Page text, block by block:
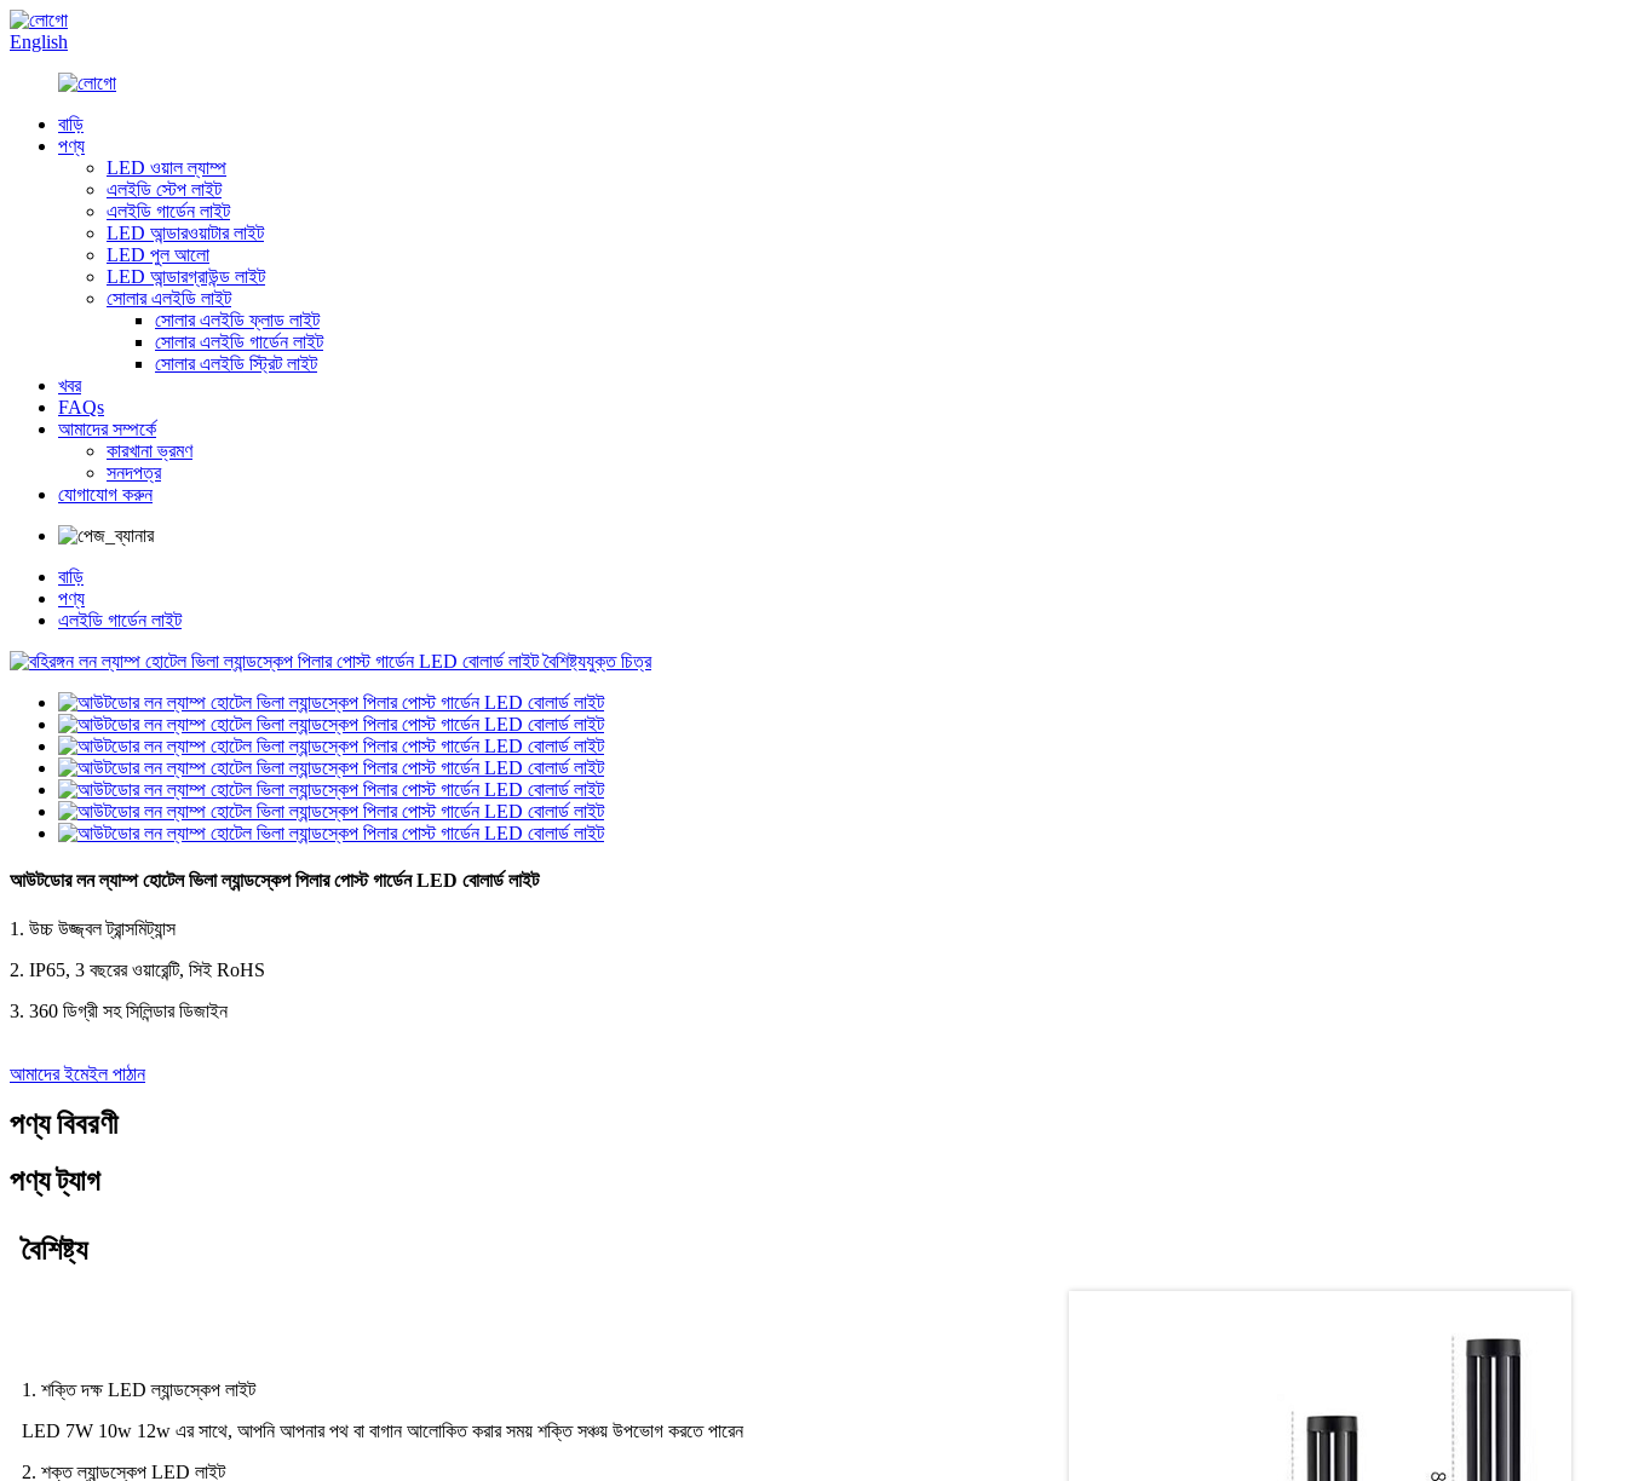
English
বাড়ি
পণ্য
LED ওয়াল ল্যাম্প
এলইডি স্টেপ লাইট
এলইডি গার্ডেন লাইট
LED আন্ডারওয়াটার লাইট
LED পুল আলো
LED আন্ডারগ্রাউন্ড লাইট
সোলার এলইডি লাইট
সোলার এলইডি ফ্লাড লাইট
সোলার এলইডি গার্ডেন লাইট
সোলার এলইডি স্ট্রিট লাইট
খবর
FAQs
আমাদের সম্পর্কে
কারখানা ভ্রমণ
সনদপত্র
যোগাযোগ করুন
বাড়ি
পণ্য
এলইডি গার্ডেন লাইট
আউটডোর লন ল্যাম্প হোটেল ভিলা ল্যান্ডস্কেপ পিলার পোস্ট গার্ডেন LED বোলার্ড লাইট
1. উচ্চ উজ্জ্বল ট্রান্সমিট্যান্স
2. IP65, 3 বছরের ওয়ারেন্টি, সিই RoHS
3. 360 ডিগ্রী সহ সিলিন্ডার ডিজাইন
আমাদের ইমেইল পাঠান
পণ্য বিবরণী
পণ্য ট্যাগ
বৈশিষ্ট্য
1. শক্তি দক্ষ LED ল্যান্ডস্কেপ লাইট
LED 7W 10w 12w এর সাথে, আপনি আপনার পথ বা বাগান আলোকিত করার সময় শক্তি সঞ্চয় উপভোগ করতে পারেন
2. শক্ত ল্যান্ডস্কেপ LED লাইট